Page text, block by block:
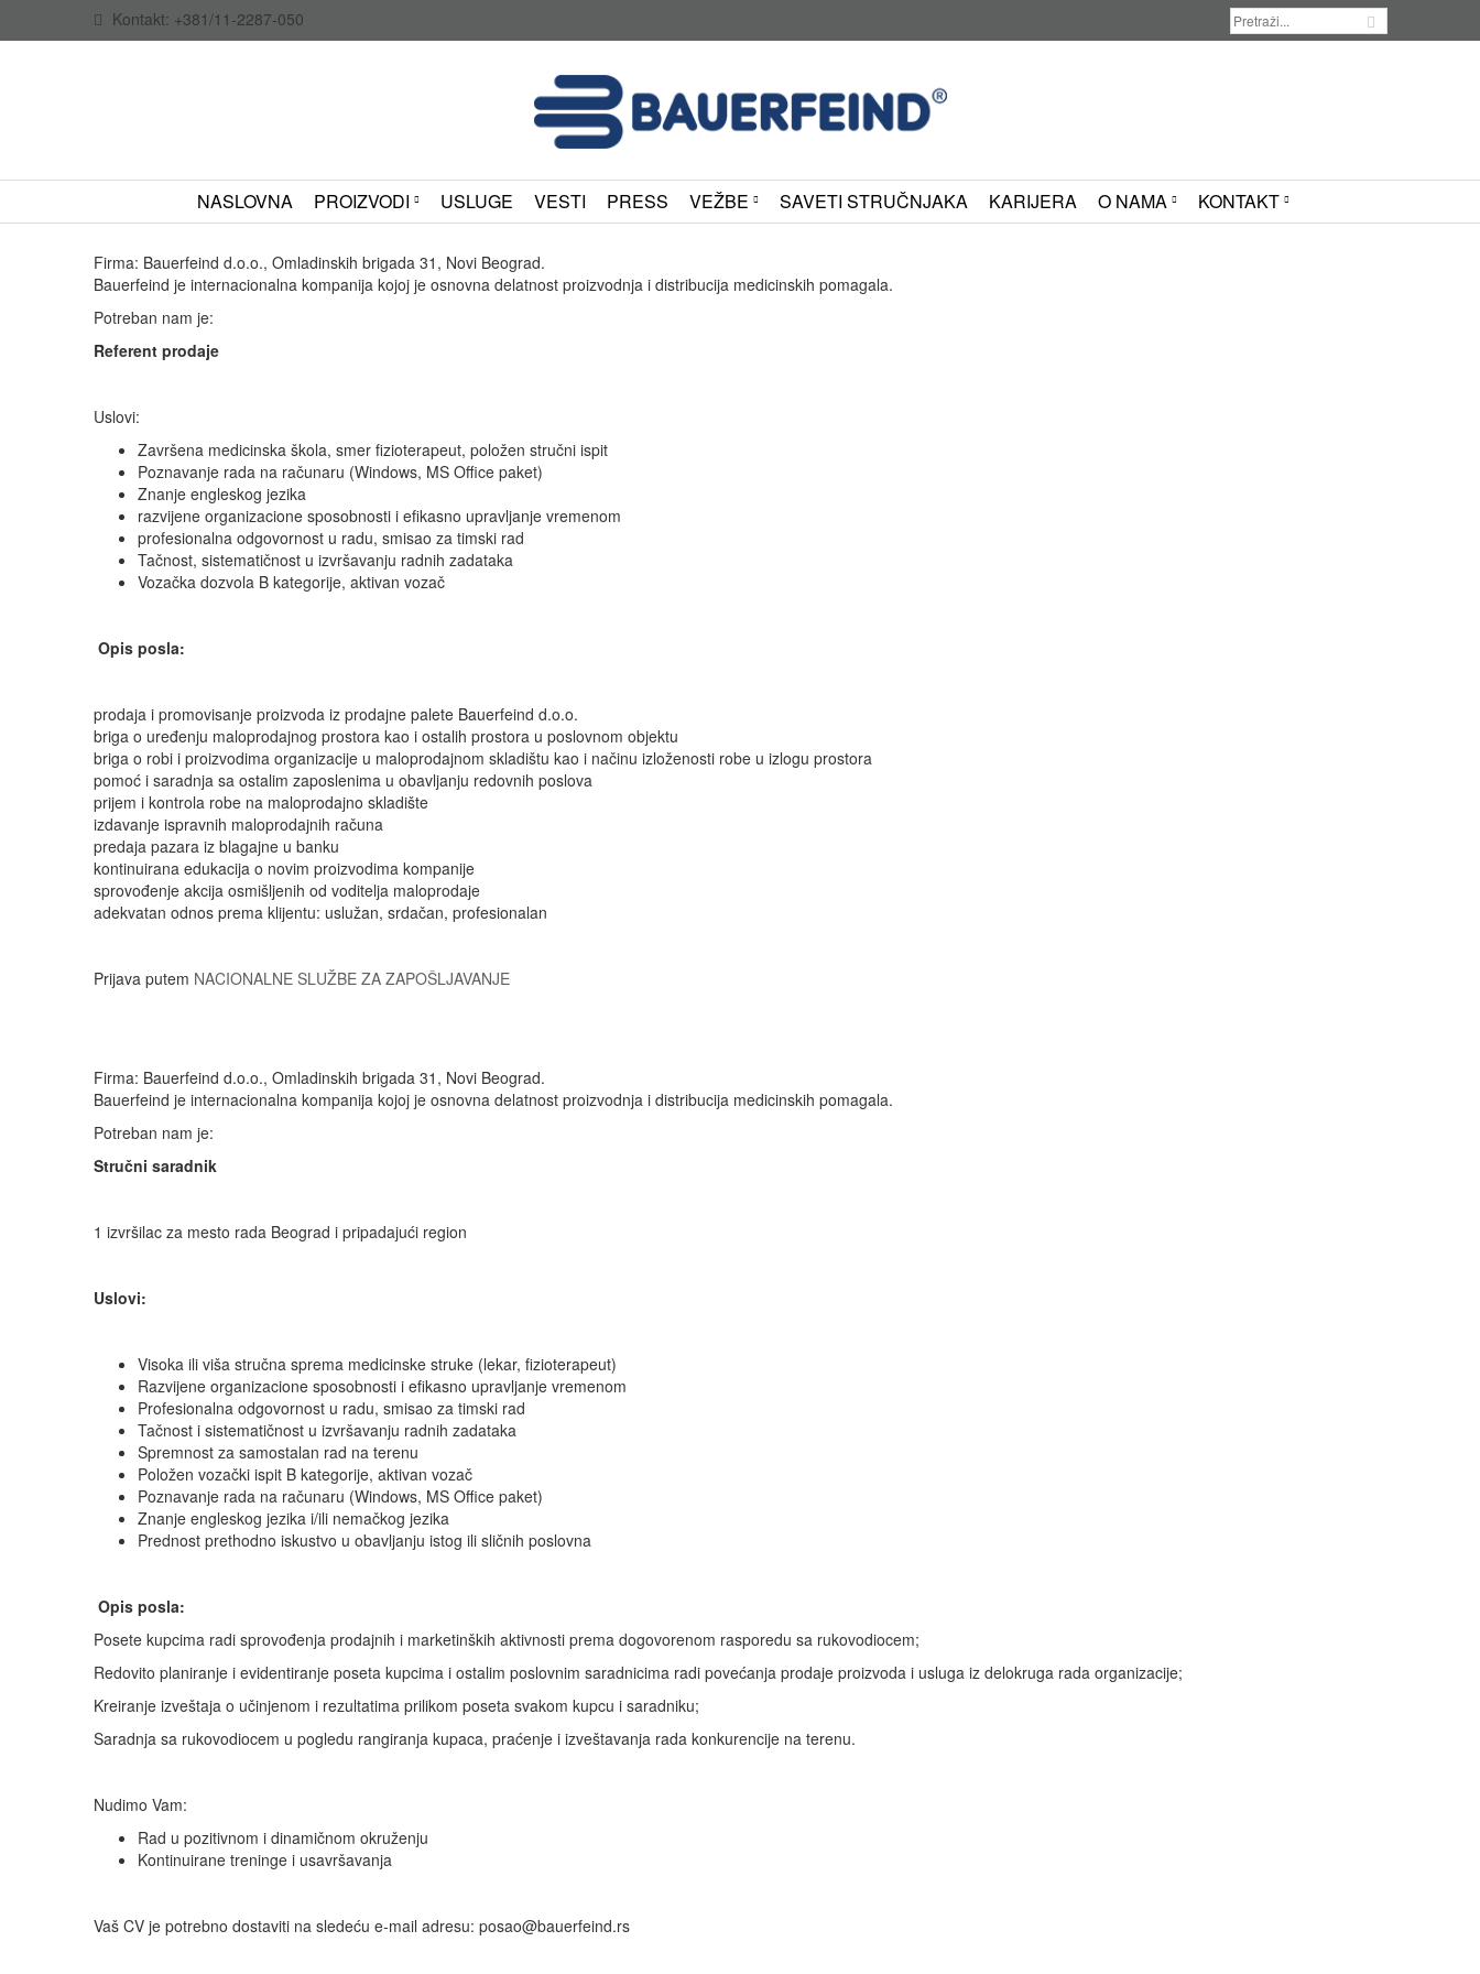
Kontakt: +381/11-2287-050
NASLOVNA PROIZVODI USLUGE VESTI PRESS VEŽBE SAVETI STRUČNJAKA KARIJERA O NAMA KONTAKT
Firma: Bauerfeind d.o.o., Omladinskih brigada 31, Novi Beograd.
Bauerfeind je internacionalna kompanija kojoj je osnovna delatnost proizvodnja i distribucija medicinskih pomagala.
Potreban nam je:
Referent prodaje
Uslovi:
Završena medicinska škola, smer fizioterapeut, položen stručni ispit
Poznavanje rada na računaru (Windows, MS Office paket)
Znanje engleskog jezika
razvijene organizacione sposobnosti i efikasno upravljanje vremenom
profesionalna odgovornost u radu, smisao za timski rad
Tačnost, sistematičnost u izvršavanju radnih zadataka
Vozačka dozvola B kategorije, aktivan vozač
Opis posla:
prodaja i promovisanje proizvoda iz prodajne palete Bauerfeind d.o.o.
briga o uređenju maloprodajnog prostora kao i ostalih prostora u poslovnom objektu
briga o robi i proizvodima organizacije u maloprodajnom skladištu kao i načinu izloženosti robe u izlogu prostora
pomoć i saradnja sa ostalim zaposlenima u obavljanju redovnih poslova
prijem i kontrola robe na maloprodajno skladište
izdavanje ispravnih maloprodajnih računa
predaja pazara iz blagajne u banku
kontinuirana edukacija o novim proizvodima kompanije
sprovođenje akcija osmišljenih od voditelja maloprodaje
adekvatan odnos prema klijentu: uslužan, srdačan, profesionalan
Prijava putem NACIONALNE SLUŽBE ZA ZAPOŠLJAVANJE
Firma: Bauerfeind d.o.o., Omladinskih brigada 31, Novi Beograd.
Bauerfeind je internacionalna kompanija kojoj je osnovna delatnost proizvodnja i distribucija medicinskih pomagala.
Potreban nam je:
Stručni saradnik
1 izvršilac za mesto rada Beograd i pripadajući region
Uslovi:
Visoka ili viša stručna sprema medicinske struke (lekar, fizioterapeut)
Razvijene organizacione sposobnosti i efikasno upravljanje vremenom
Profesionalna odgovornost u radu, smisao za timski rad
Tačnost i sistematičnost u izvršavanju radnih zadataka
Spremnost za samostalan rad na terenu
Položen vozački ispit B kategorije, aktivan vozač
Poznavanje rada na računaru (Windows, MS Office paket)
Znanje engleskog jezika i/ili nemačkog jezika
Prednost prethodno iskustvo u obavljanju istog ili sličnih poslovna
Opis posla:
Posete kupcima radi sprovođenja prodajnih i marketinških aktivnosti prema dogovorenom rasporedu sa rukovodiocem;
Redovito planiranje i evidentiranje poseta kupcima i ostalim poslovnim saradnicima radi povećanja prodaje proizvoda i usluga iz delokruga rada organizacije;
Kreiranje izveštaja o učinjenom i rezultatima prilikom poseta svakom kupcu i saradniku;
Saradnja sa rukovodiocem u pogledu rangiranja kupaca, praćenje i izveštavanja rada konkurencije na terenu.
Nudimo Vam:
Rad u pozitivnom i dinamičnom okruženju
Kontinuirane treninge i usavršavanja
Vaš CV je potrebno dostaviti na sledeću e-mail adresu: posao@bauerfeind.rs